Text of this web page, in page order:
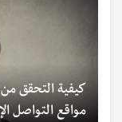
كيفية التحقق
مواقع التواصل